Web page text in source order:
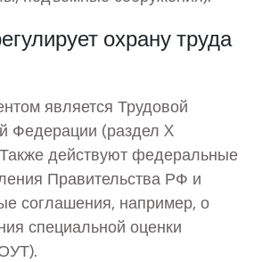
охрану труда
является Трудовой
Федерации (раздел X
действуют федеральные
Правительства РФ и
соглашения, например, о
специальной оценки